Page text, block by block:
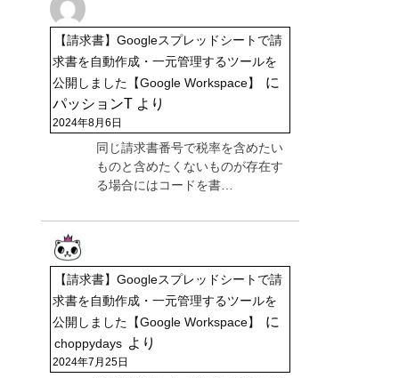
【請求書】Googleスプレッドシートで請
求書を自動作成・一元管理するツールを
公開しました【Google Workspace】
に
パッションT より
2024年8月6日
同じ請求書番号で税率を含めたい
ものと含めたくないものが存在す
る場合にはコードを書…
【請求書】Googleスプレッドシートで請
求書を自動作成・一元管理するツールを
公開しました【Google Workspace】
に
choppydays より
2024年7月25日